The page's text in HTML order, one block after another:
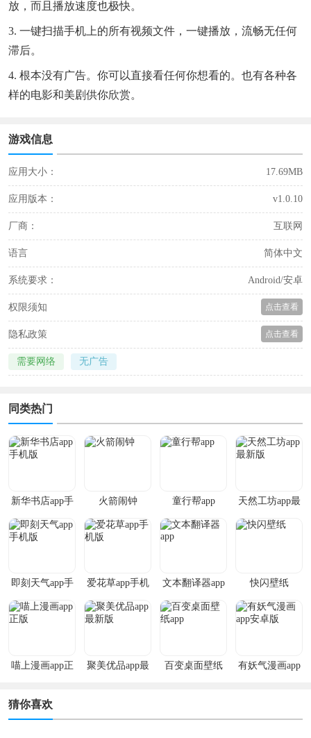
放，而且播放速度也极快。
3. 一键扫描手机上的所有视频文件，一键播放，流畅无任何
滞后。
4. 根本没有广告。你可以直接看任何你想看的。也有各种各
样的电影和美剧供你欣赏。
游戏信息
应用大小： 17.69MB
应用版本： v1.0.10
厂商： 互联网
语言 简体中文
系统要求： Android/安卓
权限须知 点击查看
隐私政策 点击查看
需要网络 无广告
同类热门
新华书店app手
机版
火箭闹钟 童行帮app
天然工坊app最
新版
即刻天气app手
机版
爱花草app手机
版
文本翻译器app 快闪壁纸
喵上漫画app正
聚美优品app最
百变桌面壁纸
有妖气漫画app
猜你喜欢